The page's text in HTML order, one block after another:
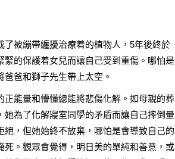
被繃帶纏擾治療着的植物人，5年後終於
的保護着女兒而讓自己受到重傷。哪怕是
爸和獅子先生帶上太空。
能量和懵懂總能將悲傷化解。如母親的葬
為了化解寢室同學的矛盾而讓自己摔倒暈
，但她始終不放棄，哪怕是會導致自己的
。觀眾會覺得，明日美的單純和善意，或